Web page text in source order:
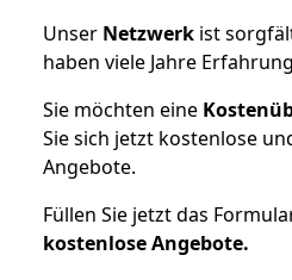
Unser Netzwerk ist
haben viele Jahre
Sie möchten eine
Sie sich jetzt kostenlose
Angebote.
Füllen Sie jetzt das
kostenloseAngebote.